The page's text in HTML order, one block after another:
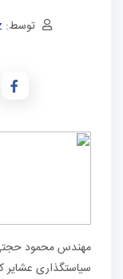
توسط:
مهندس محمود
سیاستگذاری عشایر